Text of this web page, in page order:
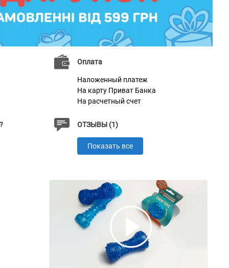
Оплата
Наложенный платеж
На карту Приват Банка
На расчетный счет
ОТЗЫВЫ (1)
Показать все